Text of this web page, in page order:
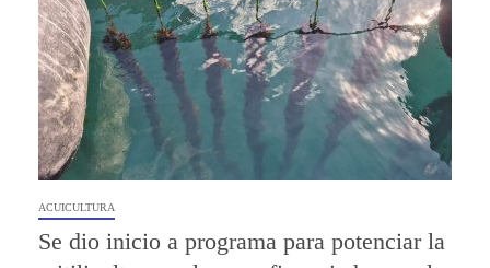
ACUICULTURA
Se dio inicio a programa para potenciar la